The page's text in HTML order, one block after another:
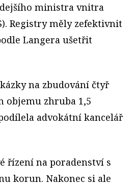
ministra vnitra
Registry měly zefektivnit
Langera ušetřit
na zbudování čtyř
objemu zhruba 1,5
advokátní kancelář
řízení na poradenství s
korun. Nakonec si ale